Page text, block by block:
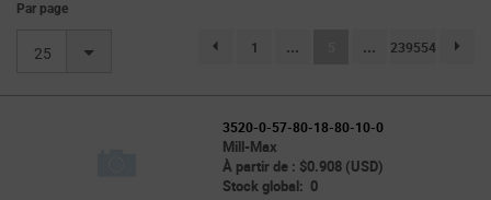
Par page
25 page.selection.pagination.previouspage
1 ... (current)
... 239554
3520-0-57-80-18-80-10-0
Mill-Max
À partir de : $0.908 (USD)
Stock global: 0